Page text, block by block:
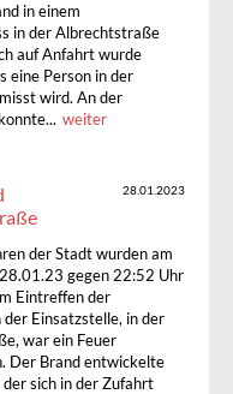
in einem
in der Albrechtstraße
auf Anfahrt wurde
eine Person in der
wird. An der
weiter
28.01.2023
der Stadt wurden am
gegen 22:52 Uhr
Eintreffen der
der Einsatzstelle, in der
war ein Feuer
Der Brand entwickelte
sich in der Zufahrt